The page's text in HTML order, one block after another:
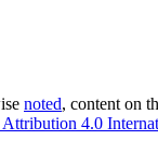
noted, content on
4.0